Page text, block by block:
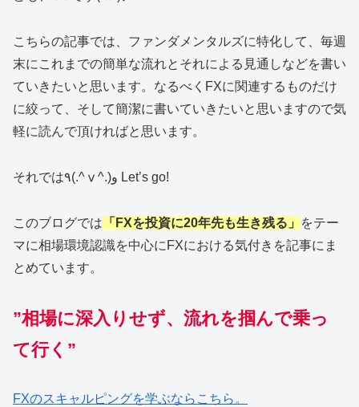
こちらの記事では、ファンダメンタルズに特化して、毎週
末にこれまでの簡単な流れとそれによる見通しなどを書い
ていきたいと思います。なるべくFXに関連するものだけ
に絞って、そして簡潔に書いていきたいと思いますので気
軽に読んで頂ければと思います。
それでは٩(.^ⅴ^.)و Let’s go!
このブログでは 「FXを投資に20年先も生き残る」
をテー
マに相場環境認識を中心にFXにおける気付きを記事にま
とめています。
”相場に深入りせず、流れを掴んで乗っ
て行く”
FXのスキャルピングを学ぶならこちら。